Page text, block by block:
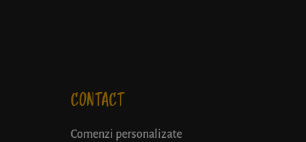
CONTACT
Comenzi personalizate